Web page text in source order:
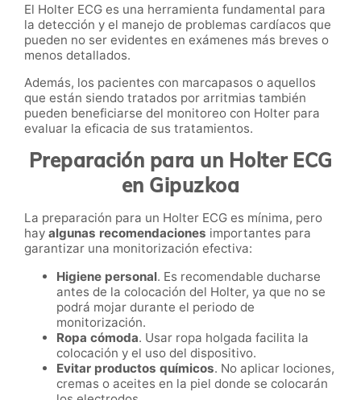
El Holter ECG es una herramienta fundamental para
la detección y el manejo de problemas cardíacos que
pueden no ser evidentes en exámenes más breves o
menos detallados.
Además, los pacientes con marcapasos o aquellos
que están siendo tratados por arritmias también
pueden beneficiarse del monitoreo con Holter para
evaluar la eficacia de sus tratamientos.
Preparación para un Holter ECG
en Gipuzkoa
La preparación para un Holter ECG es mínima, pero
hay algunas recomendaciones importantes para
garantizar una monitorización efectiva:
Higiene personal. Es recomendable ducharse
antes de la colocación del Holter, ya que no se
podrá mojar durante el periodo de
monitorización.
Ropa cómoda. Usar ropa holgada facilita la
colocación y el uso del dispositivo.
Evitar productos químicos. No aplicar lociones,
cremas o aceites en la piel donde se colocarán